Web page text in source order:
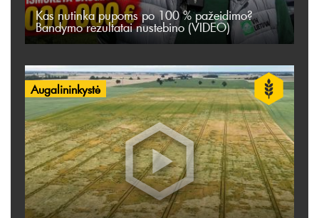
Kas nutinka pupoms po 100 % pažeidimo?
Bandymo rezultatai nustebino (VIDEO)
Augalininkystė